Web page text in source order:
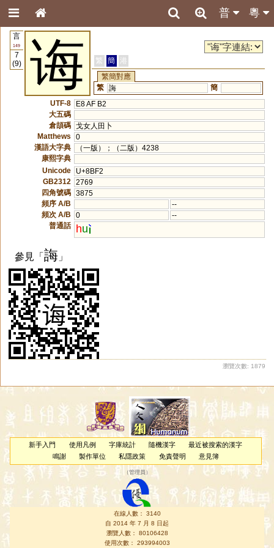
粵
普
言
149
7
(9)
诲 繁 簡
港
繁簡對應
繁 誨
簡
UTF-8
E8 AF B2
大五碼
倉頡碼 戈女人田卜
Matthews
0
漢語大字典
（一版）；（二版）4238
康熙字典
Unicode
U+8BF2
GB2312
2769
四角號碼 3875
頻序 A/B
--
頻次 A/B
0
--
普通話
hu
參見「誨」
瀏覽次數: 1879
新手入門 使用凡例 字庫統計 隨機漢字
最近被搜索的漢字
鳴謝
製作單位 私隱政策 免責聲明 意見簿
（管理員 ）
在線人數： 3140
自 2014 年 7 月 8 日起
瀏覽人數： 80106428
使用次數： 293994003